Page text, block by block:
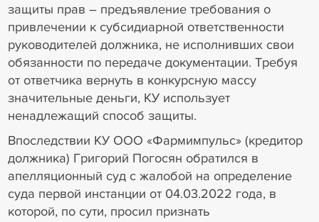
защиты прав – предъявление требования о
привлечении к субсидиарной ответственности
руководителей должника, не исполнивших свои
обязанности по передаче документации. Требуя
от ответчика вернуть в конкурсную массу
значительные деньги, КУ использует
ненадлежащий способ защиты.
Впоследствии КУ ООО «Фармимпульс» (кредитор
должника) Григорий Погосян обратился в
апелляционный суд с жалобой на определение
суда первой инстанции от 04.03.2022 года, в
которой, по сути, просил признать